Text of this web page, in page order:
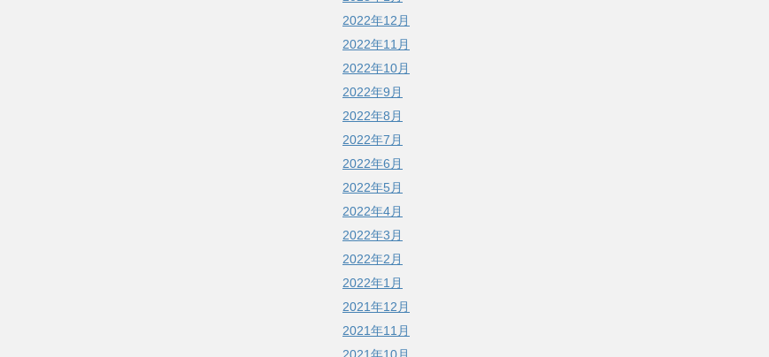
2022年12月
2022年11月
2022年10月
2022年9月
2022年8月
2022年7月
2022年6月
2022年5月
2022年4月
2022年3月
2022年2月
2022年1月
2021年12月
2021年11月